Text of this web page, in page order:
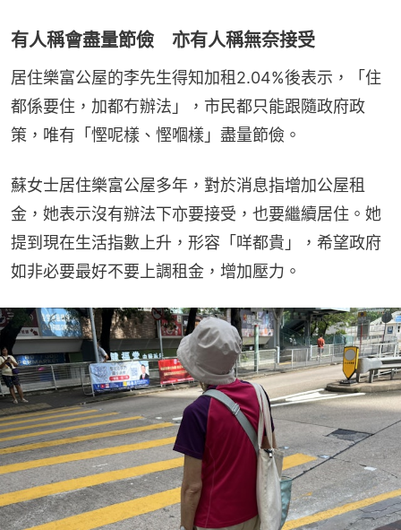
有人稱會盡量節儉 亦有人稱無奈接受
居住樂富公屋的李先生得知加租2.04%後表示，「住
都係要住，加都冇辦法」，市民都只能跟隨政府政
策，唯有「慳呢樣、慳嗰樣」盡量節儉。
蘇女士居住樂富公屋多年，對於消息指增加公屋租
金，她表示沒有辦法下亦要接受，也要繼續居住。她
提到現在生活指數上升，形容「咩都貴」，希望政府
如非必要最好不要上調租金，增加壓力。